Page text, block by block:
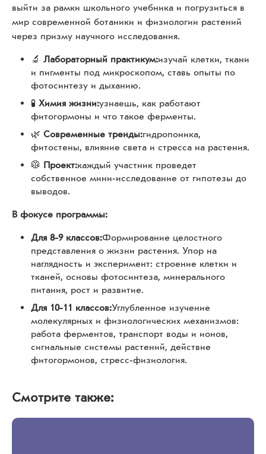
выйти за рамки школьного учебника и погрузиться в
мир современной ботаники и физиологии растений
через призму научного исследования.
🔬 Лабораторный практикум:изучай клетки, ткани
и пигменты под микроскопом, ставь опыты по
фотосинтезу и дыханию.
🧪 Химия жизни:узнаешь, как работают
фитогормоны и что такое ферменты.
🌿 Современные тренды:гидропоника,
фитостены, влияние света и стресса на растения.
🥼 Проект:каждый участник проведет
собственное мини-исследование от гипотезы до
выводов.
В фокусе программы:
Для 8-9 классов:Формирование целостного
представления о жизни растения. Упор на
наглядность и эксперимент: строение клетки и
тканей, основы фотосинтеза, минерального
питания, рост и развитие.
Для 10-11 классов:Углубленное изучение
молекулярных и физиологических механизмов:
работа ферментов, транспорт воды и ионов,
сигнальные системы растений, действие
фитогормонов, стресс-физиология.
Смотрите также: